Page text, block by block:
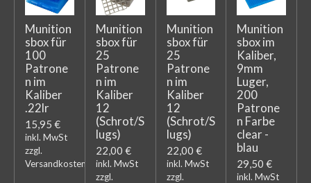
Munition
sbox für
100
Patrone
n im
Kaliber
.22lr
15,95 €
inkl. MwSt
zzgl.
Versandkosten
Munition
sbox für
25
Patrone
n im
Kaliber
12
(Schrot/S
lugs)
22,00 €
inkl. MwSt
zzgl.
Munition
sbox für
25
Patrone
n im
Kaliber
12
(Schrot/S
lugs)
22,00 €
inkl. MwSt
zzgl.
Munition
sbox im
Kaliber,
9mm
Luger,
200
Patrone
n Farbe
clear -
blau
29,50 €
inkl. MwSt